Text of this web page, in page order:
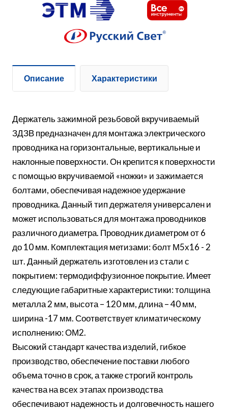
Описание Характеристики
Держатель зажимной резьбовой вкручиваемый
ЗДЗВ предназначен для монтажа электрического
проводника на горизонтальные, вертикальные и
наклонные поверхности. Он крепится к поверхности
с помощью вкручиваемой «ножки» и зажимается
болтами, обеспечивая надежное удержание
проводника. Данный тип держателя универсален и
может использоваться для монтажа проводников
различного диаметра. Проводник диаметром от 6
до 10 мм. Комплектация метизами: болт М5х16 - 2
шт. Данный держатель изготовлен из стали с
покрытием: термодиффузионное покрытие. Имеет
следующие габаритные характеристики: толщина
металла 2 мм, высота – 120 мм, длина – 40 мм,
ширина -17 мм. Соответствует климатическому
исполнению: ОМ2.
Высокий стандарт качества изделий, гибкое
производство, обеспечение поставки любого
объема точно в срок, а также строгий контроль
качества на всех этапах производства
обеспечивают надежность и долговечность нашего